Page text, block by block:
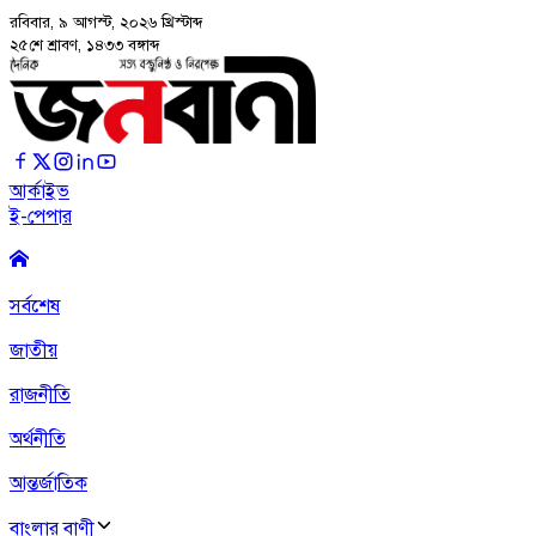
রবিবার, ৯ আগস্ট, ২০২৬ খ্রিস্টাব্দ
২৫শে শ্রাবণ, ১৪৩৩ বঙ্গাব্দ
আর্কাইভ
ই-পেপার
সর্বশেষ
জাতীয়
রাজনীতি
অর্থনীতি
আন্তর্জাতিক
বাংলার বাণী